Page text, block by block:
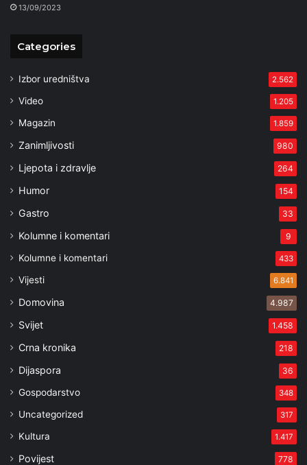
13/09/2023
Categories
Izbor uredništva 2.562
Video 1.205
Magazin 1.859
Zanimljivosti 980
Ljepota i zdravlje 264
Humor 154
Gastro 33
Kolumne i komentari 9
Kolumne i komentari 433
Vijesti 6.841
Domovina 4.987
Svijet 1.458
Crna kronika 218
Dijaspora 36
Gospodarstvo 348
Uncategorized 317
Kultura 1.417
Povijest 778